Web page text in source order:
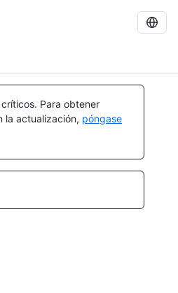
Para obtener
la actualización, póngase